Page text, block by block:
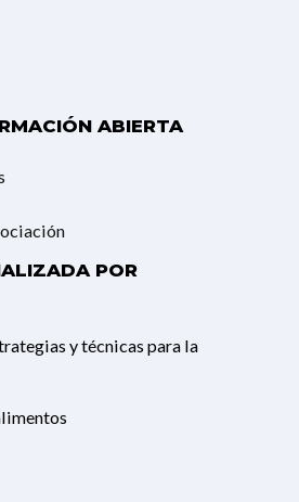
ABIERTA
POR
y técnicas para la